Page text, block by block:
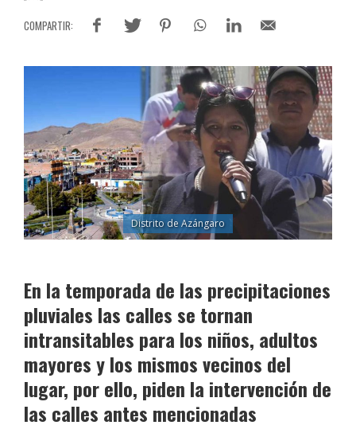
Distrito de Azángaro
En la temporada de las precipitaciones
pluviales las calles se tornan
intransitables para los niños, adultos
mayores y los mismos vecinos del
lugar, por ello, piden la intervención de
las calles antes mencionadas